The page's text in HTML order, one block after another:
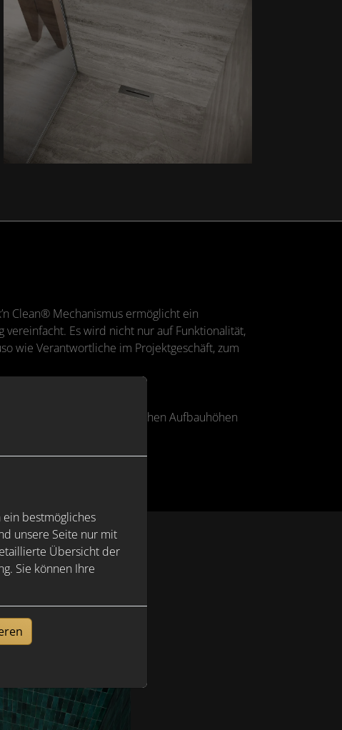
Clean® Mechanismus ermöglicht ein
Es wird nicht nur auf Funktionalität,
wie Verantwortliche im Projektgeschäft, zum
Ablaufgarnituren ermöglichen Aufbauhöhen
Schallschutz.
bestmögliches
unsere Seite nur mit
Übersicht der
Sie können Ihre